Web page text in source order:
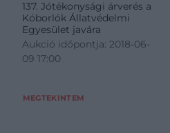
137. Jótékonysági árverés a
Kóborlók Állatvédelmi
Egyesület javára
Aukció időpontja: 2018-06-
09 17:00
MEGTEKINTEM